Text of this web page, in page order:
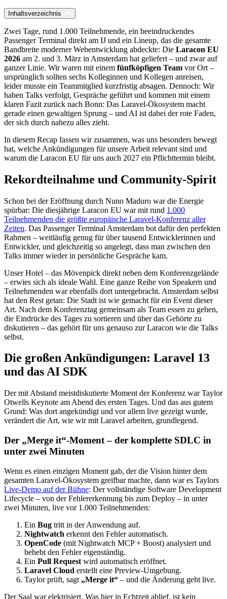
Inhaltsverzeichnis
Zwei Tage, rund 1.000 Teilnehmende, ein beeindruckendes
Passenger Terminal direkt am IJ und ein Lineup, das die gesamte
Bandbreite moderner Webentwicklung abdeckte: Die Laracon EU
2026 am 2. und 3. März in Amsterdam hat geliefert – und zwar auf
ganzer Linie. Wir waren mit einem fünfköpfigen Team vor Ort –
ursprünglich sollten sechs Kolleginnen und Kollegen anreisen,
leider musste ein Teammitglied kurzfristig absagen. Dennoch: Wir
haben Talks verfolgt, Gespräche geführt und kommen mit einem
klaren Fazit zurück nach Bonn: Das Laravel-Ökosystem macht
gerade einen gewaltigen Sprung – und AI ist dabei der rote Faden,
der sich durch nahezu alles zieht.
In diesem Recap fassen wir zusammen, was uns besonders bewegt
hat, welche Ankündigungen für unsere Arbeit relevant sind und
warum die Laracon EU für uns auch 2027 ein Pflichttermin bleibt.
Rekordteilnahme und Community-Spirit
Schon bei der Eröffnung durch Nuno Maduro war die Energie
spürbar: Die diesjährige Laracon EU war mit rund 1.000
Teilnehmenden die größte europäische Laravel-Konferenz aller
Zeiten. Das Passenger Terminal Amsterdam bot dafür den perfekten
Rahmen – weitläufig genug für über tausend Entwicklerinnen und
Entwickler, und gleichzeitig so angelegt, dass man zwischen den
Talks immer wieder in persönliche Gespräche kam.
Unser Hotel – das Mövenpick direkt neben dem Konferenzgelände
– erwies sich als ideale Wahl. Eine ganze Reihe von Speakern und
Teilnehmenden war ebenfalls dort untergebracht. Amsterdam selbst
hat den Rest getan: Die Stadt ist wie gemacht für ein Event dieser
Art. Nach dem Konferenztag gemeinsam als Team essen zu gehen,
die Eindrücke des Tages zu sortieren und über das Gehörte zu
diskutieren – das gehört für uns genauso zur Laracon wie die Talks
selbst.
Die großen Ankündigungen: Laravel 13
und das AI SDK
Der mit Abstand meistdiskutierte Moment der Konferenz war Taylor
Otwells Keynote am Abend des ersten Tages. Und das aus gutem
Grund: Was dort angekündigt und vor allem live gezeigt wurde,
verändert die Art, wie wir mit Laravel arbeiten, grundlegend.
Der „Merge it“-Moment – der komplette SDLC in
unter zwei Minuten
Wenn es einen einzigen Moment gab, der die Vision hinter dem
gesamten Laravel-Ökosystem greifbar machte, dann war es Taylors
Live-Demo auf der Bühne: Der vollständige Software Development
Lifecycle – von der Fehlererkennung bis zum Deploy – in unter
zwei Minuten, live vor 1.000 Teilnehmenden:
Ein Bug tritt in der Anwendung auf.
Nightwatch erkennt den Fehler automatisch.
OpenCode (mit Nightwatch MCP + Boost) analysiert und
behebt den Fehler eigenständig.
Ein Pull Request wird automatisch eröffnet.
Laravel Cloud erstellt eine Preview-Umgebung.
Taylor prüft, sagt „Merge it“ – und die Änderung geht live.
Der Saal war elektrisiert. Was hier in Echtzeit ablief, ist kein